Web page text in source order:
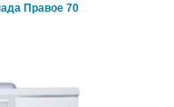
Правое 70